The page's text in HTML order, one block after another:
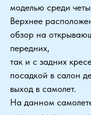
моделью среди
Верхнее
обзор на
передних,
так и с задних
посадкой в салон
выход в самолет.
На данном